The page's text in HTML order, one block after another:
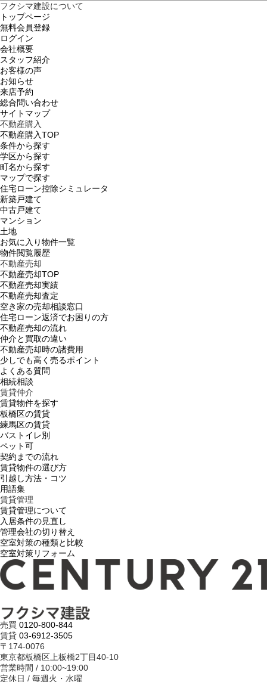
フクシマ建設について
トップページ
無料会員登録
ログイン
会社概要
スタッフ紹介
お客様の声
お知らせ
来店予約
総合問い合わせ
サイトマップ
不動産購入
不動産購入TOP
条件から探す
学区から探す
町名から探す
マップで探す
住宅ローン控除シミュレータ
新築戸建て
中古戸建て
マンション
土地
お気に入り物件一覧
物件閲覧履歴
不動産売却
不動産売却TOP
不動産売却実績
不動産売却査定
空き家の売却相談窓口
住宅ローン返済でお困りの方
不動産売却の流れ
仲介と買取の違い
不動産売却時の諸費用
少しでも高く売るポイント
よくある質問
相続相談
賃貸仲介
賃貸物件を探す
板橋区の賃貸
練馬区の賃貸
バストイレ別
ペット可
契約までの流れ
賃貸物件の選び方
引越し方法・コツ
用語集
賃貸管理
賃貸管理について
入居条件の見直し
管理会社の切り替え
空室対策の種類と比較
空室対策リフォーム
売買 0120-800-844
賃貸 03-6912-3505
〒174-0076
東京都板橋区上板橋2丁目40-10
営業時間 / 10:00~19:00
定休日 / 毎週火・水曜